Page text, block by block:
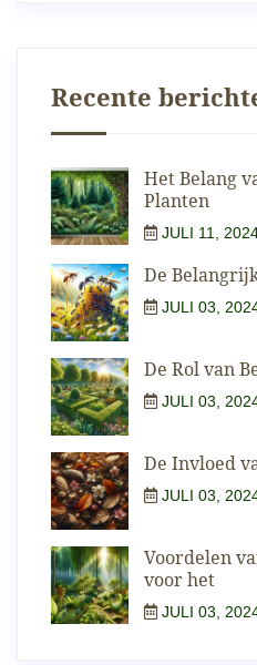
Recente
Het Belang
Planten
JULI 11,
De
JULI 03,
De Rol van
JULI 03,
De Invloed
JULI 03,
Voordelen
voor het
JULI 03,